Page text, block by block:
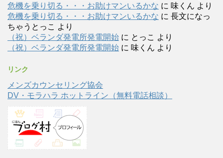
危機を乗り切る・・・お助けマンいるかな に 味くん より
危機を乗り切る・・・お助けマンいるかな に 長文になっ
ちゃうとっこ より
（祝）ベランダ発電所発電開始 に とっこ より
（祝）ベランダ発電所発電開始 に 味くん より
リンク
メンズカウンセリング協会
DV・モラハラ ホットライン（無料電話相談）